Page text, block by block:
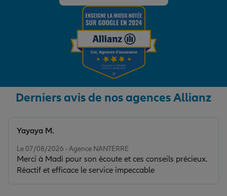
Derniers avis de nos agences Allianz
Le 07/08/2026 - Agence NANTERRE
Merci à Madi pour son écoute et ces conseils précieux.
Réactif et efficace le service impeccable
Yayaya M.